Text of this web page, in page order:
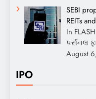
SEBI
REITs
In
પર્સનલ
August
IPO